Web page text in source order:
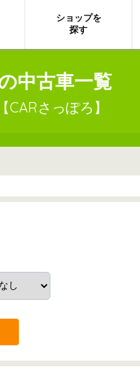
ショップを
探す
中古車一覧
CARさっぽろ】